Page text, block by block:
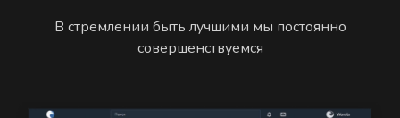
В стремлении быть лучшими мы постоянно
совершенствуемся